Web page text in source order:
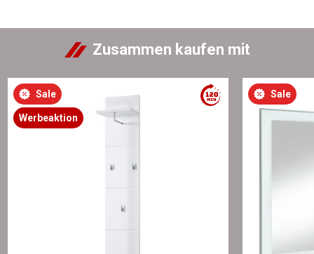
Zusammen kaufen mit
Sale
Werbeaktion
Sale